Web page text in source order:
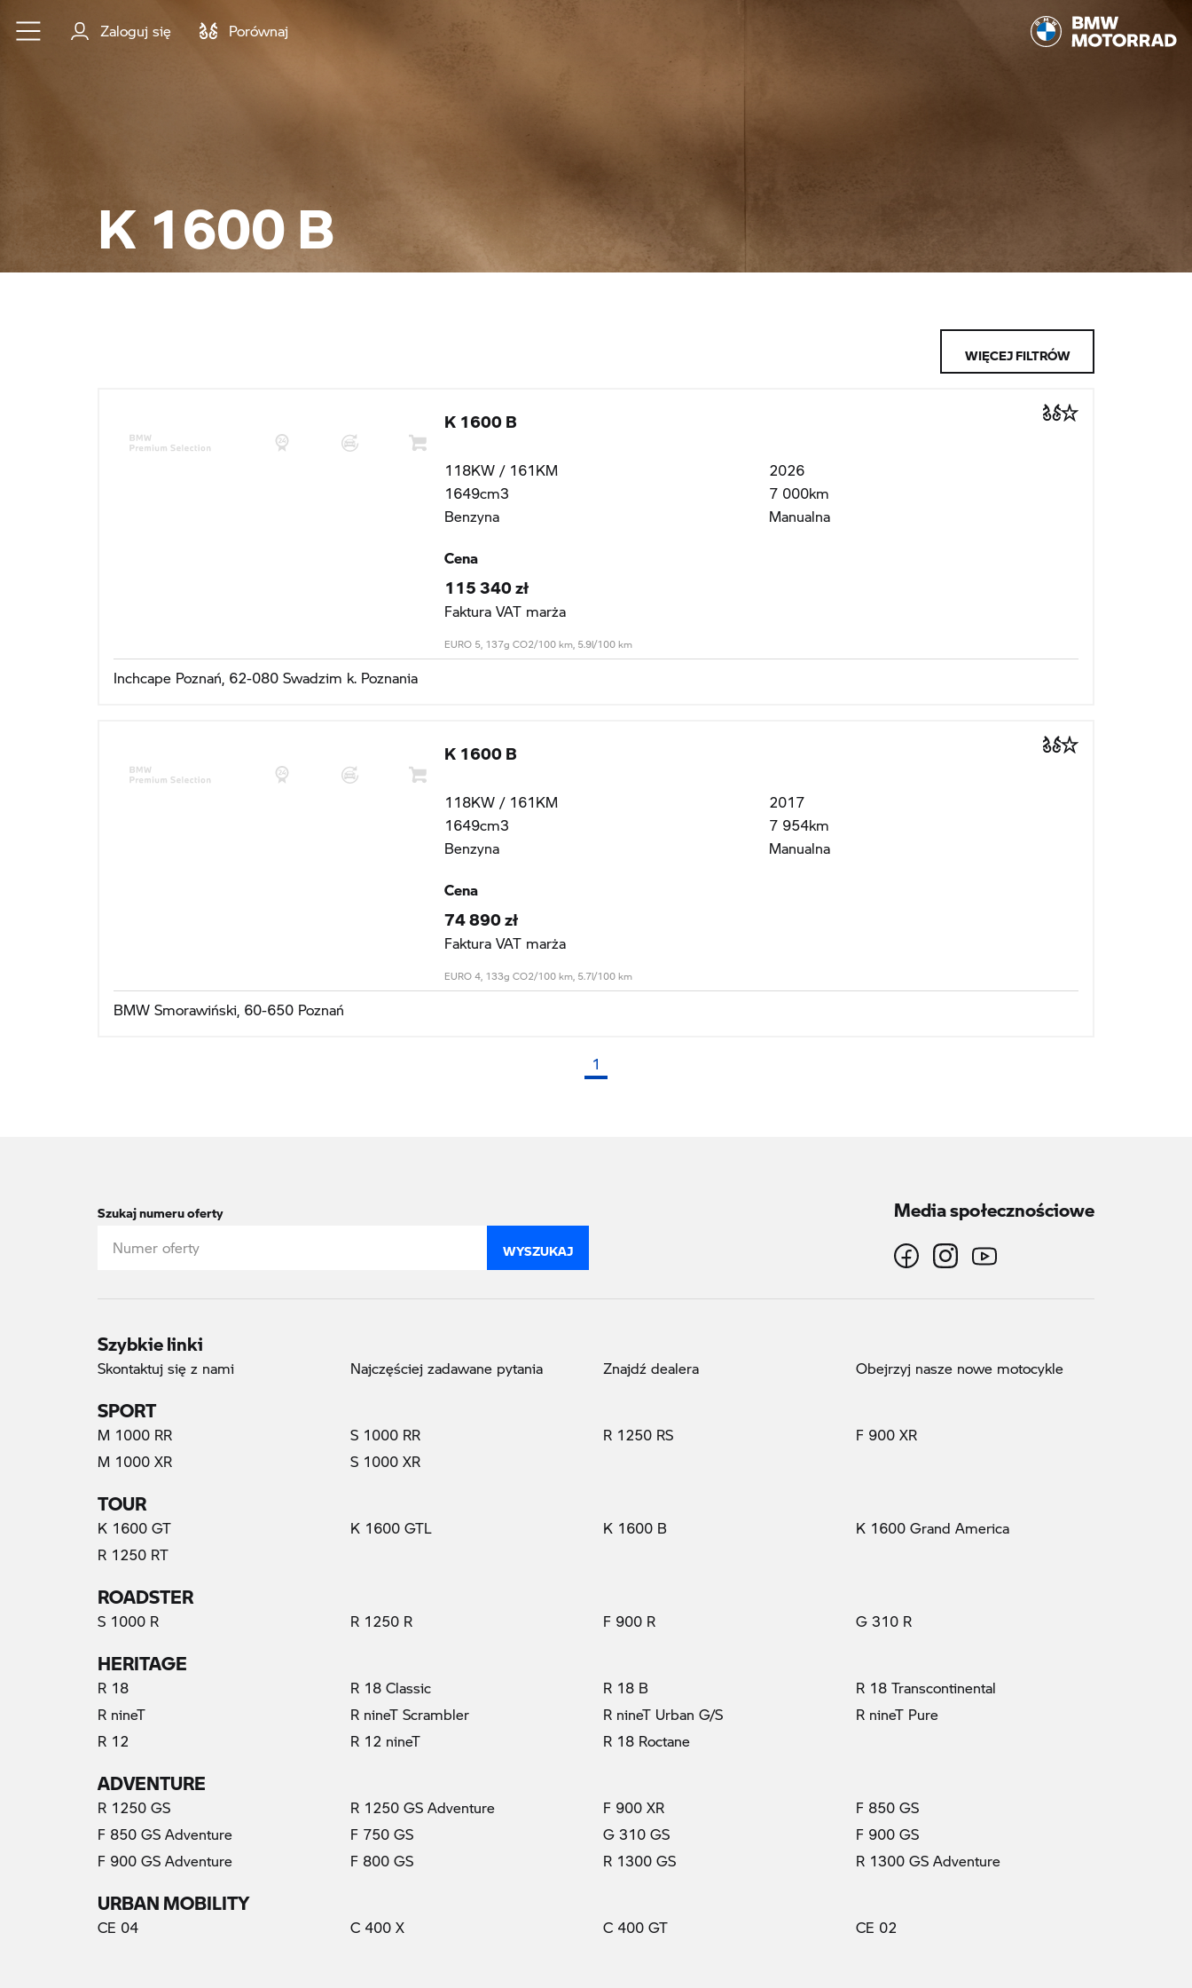
Przejdź do głównej treści
Zaloguj się Porównaj
K 1600 B
WIĘCEJ FILTRÓW
K 1600 B
118KW / 161KM
1649cm3
Benzyna
2026
7 000km
Manualna
Cena
115 340 zł
Faktura VAT marża
EURO 5, 137g CO2/100 km, 5.9l/100 km
Inchcape Poznań, 62-080 Swadzim k. Poznania
K 1600 B
118KW / 161KM
1649cm3
Benzyna
2017
7 954km
Manualna
Cena
74 890 zł
Faktura VAT marża
EURO 4, 133g CO2/100 km, 5.7l/100 km
BMW Smorawiński, 60-650 Poznań
1
Szukaj numeru oferty
WYSZUKAJ
Media społecznościowe
Szybkie linki
Skontaktuj się z nami Najczęściej zadawane pytania Znajdź dealera Obejrzyj nasze nowe motocykle
SPORT
M 1000 RR S 1000 RR R 1250 RS
F 900 XR
M 1000 XR
S 1000 XR
TOUR
K 1600 GT K 1600 GTL K 1600 B(prąd elektryczny)
K 1600 Grand America
R 1250 RT
ROADSTER
S 1000 R R 1250 R F 900 R G 310 R
HERITAGE
R 18 R 18 Classic R 18 B
R 18 Transcontinental
R nineT
R nineT Scrambler R nineT Urban G/S
R nineT Pure
R 12
R 12 nineT R 18 Roctane
ADVENTURE
R 1250 GS R 1250 GS Adventure F 900 XR
F 850 GS
F 850 GS Adventure
F 750 GS G 310 GS
F 900 GS
F 900 GS Adventure
F 800 GS R 1300 GS R 1300 GS Adventure
URBAN MOBILITY
CE 04 C 400 X C 400 GT CE 02